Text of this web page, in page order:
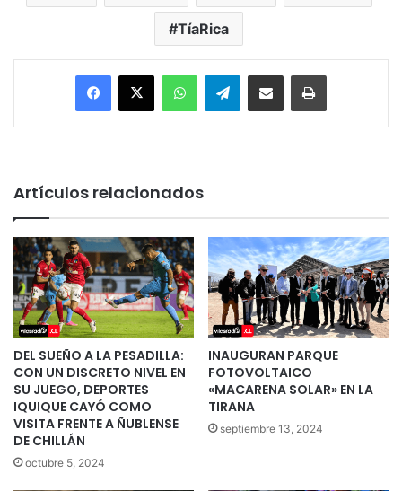
TíaRica
Facebook
X WhatsAppTelegramEnviar vía email Imprimir
Artículos relacionados
DEL SUEÑO A LA PESADILLA:
CON UN DISCRETO NIVEL EN
SU JUEGO, DEPORTES
IQUIQUE CAYÓ COMO
VISITA FRENTE A ÑUBLENSE
DE CHILLÁN
octubre 5, 2024
INAUGURAN PARQUE
FOTOVOLTAICO
«MACARENA SOLAR» EN LA
TIRANA
septiembre 13, 2024